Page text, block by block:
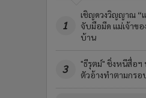
1
เชิญดวงวิญญาณ “
จับมือมีด แม่เจ้าข
บ้าน
3
"ธีรุตม์" ชิ่งหนีสื่อฯ
ตัวอ้างทำตามกรอ